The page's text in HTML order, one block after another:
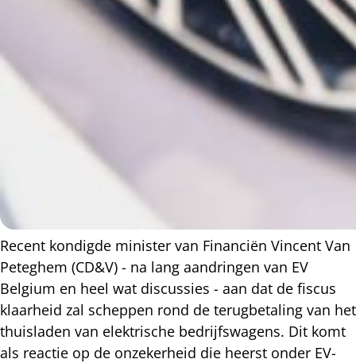
Recent kondigde minister van Financiën Vincent Van
Peteghem (CD&V) - na lang aandringen van EV
Belgium en heel wat discussies - aan dat de fiscus
klaarheid zal scheppen rond de terugbetaling van het
thuisladen van elektrische bedrijfswagens. Dit komt
als reactie op de onzekerheid die heerst onder EV-